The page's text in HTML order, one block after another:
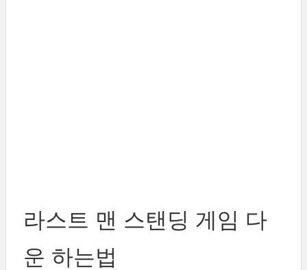
라스트 맨 스탠딩 게임 다
운 하는법